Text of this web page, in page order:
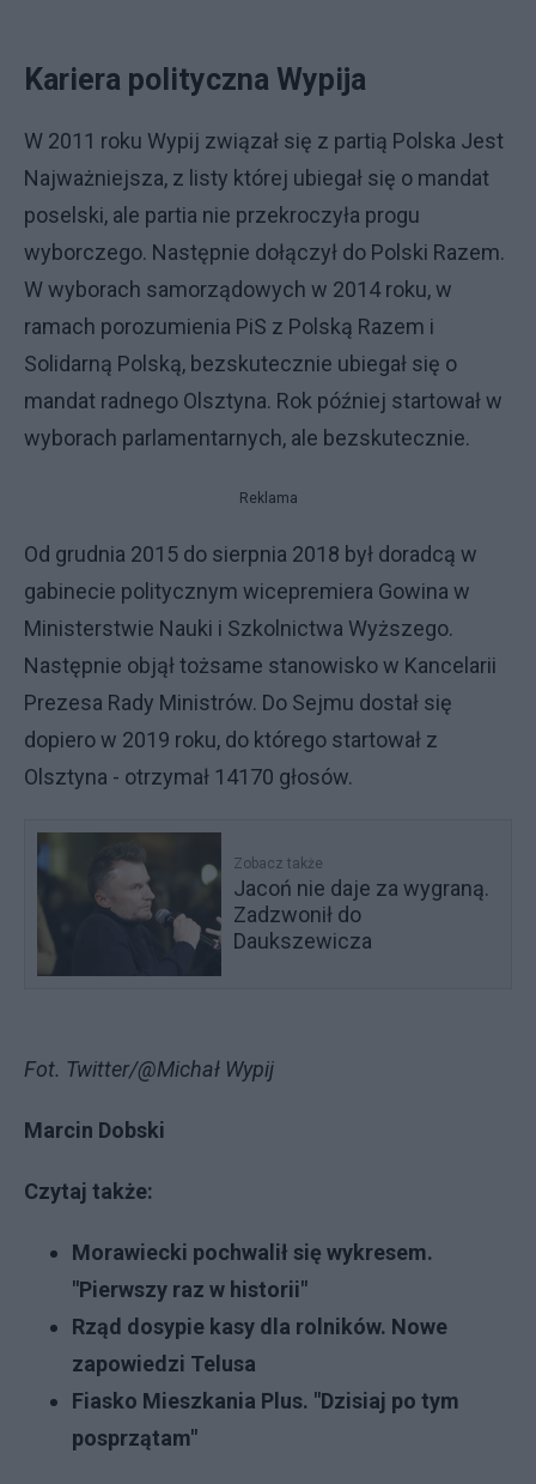
Kariera polityczna Wypija
W 2011 roku Wypij związał się z partią Polska Jest
Najważniejsza, z listy której ubiegał się o mandat
poselski, ale partia nie przekroczyła progu
wyborczego. Następnie dołączył do Polski Razem.
W wyborach samorządowych w 2014 roku, w
ramach porozumienia PiS z Polską Razem i
Solidarną Polską, bezskutecznie ubiegał się o
mandat radnego Olsztyna. Rok później startował w
wyborach parlamentarnych, ale bezskutecznie.
Reklama
Od grudnia 2015 do sierpnia 2018 był doradcą w
gabinecie politycznym wicepremiera Gowina w
Ministerstwie Nauki i Szkolnictwa Wyższego.
Następnie objął tożsame stanowisko w Kancelarii
Prezesa Rady Ministrów. Do Sejmu dostał się
dopiero w 2019 roku, do którego startował z
Olsztyna - otrzymał 14170 głosów.
Zobacz także
Jacoń nie daje za wygraną.
Zadzwonił do
Daukszewicza
Fot. Twitter/@Michał Wypij
Marcin Dobski
Czytaj także:
Morawiecki pochwalił się wykresem.
"Pierwszy raz w historii"
Rząd dosypie kasy dla rolników. Nowe
zapowiedzi Telusa
Fiasko Mieszkania Plus. "Dzisiaj po tym
posprzątam"